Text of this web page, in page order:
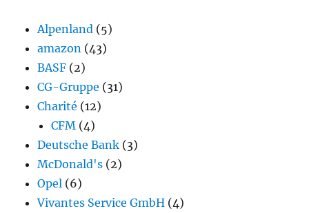
Alpenland (5)
amazon (43)
BASF (2)
CG-Gruppe (31)
Charité (12)
CFM (4)
Deutsche Bank (3)
McDonald's (2)
Opel (6)
Vivantes Service GmbH (4)